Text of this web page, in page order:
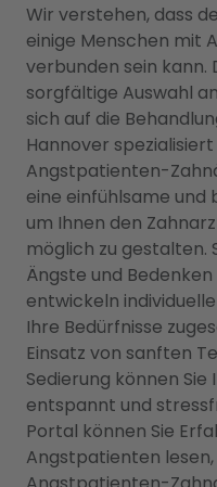
Wir verstehen, dass
einige Menschen mit
verbunden sein kann.
sorgfältige Auswahl
sich auf die
Hannover
Angstpatienten-
eine einfühlsame
um Ihnen den
möglich zu gestalten.
Ängste und
entwickeln
Ihre Bedürfnisse
Einsatz von sanften
Sedierung können
entspannt und
Portal können Sie
Angstpatienten